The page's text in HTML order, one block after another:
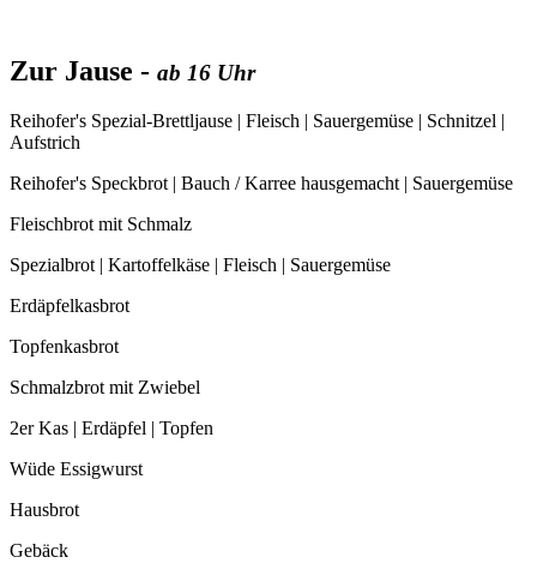
Zur Jause - ab 16 Uhr
Reihofer's Spezial-Brettljause | Fleisch | Sauergemüse | Schnitzel |
Aufstrich
Reihofer's Speckbrot | Bauch / Karree hausgemacht | Sauergemüse
Fleischbrot mit Schmalz
Spezialbrot | Kartoffelkäse | Fleisch | Sauergemüse
Erdäpfelkasbrot
Topfenkasbrot
Schmalzbrot mit Zwiebel
2er Kas | Erdäpfel | Topfen
Wüde Essigwurst
Hausbrot
Gebäck